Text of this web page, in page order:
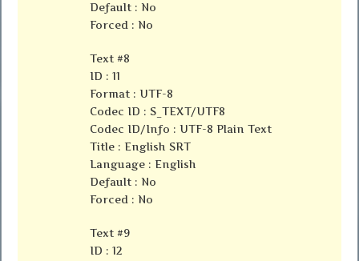
Default : No
Forced : No
Text #8
ID : 11
Format : UTF-8
Codec ID : S_TEXT/UTF8
Codec ID/Info : UTF-8 Plain Text
Title : English SRT
Language : English
Default : No
Forced : No
Text #9
ID : 12